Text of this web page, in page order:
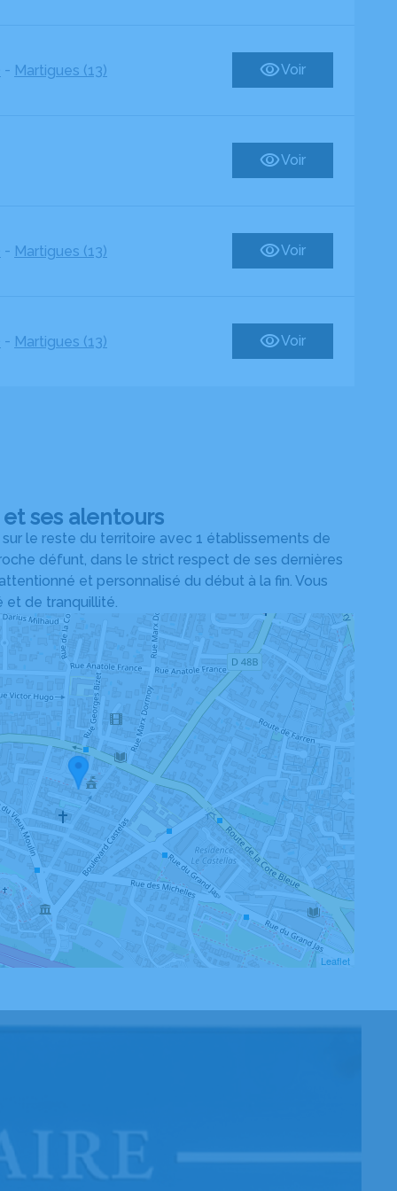
- Martigues (13) Voir
Voir
- Martigues (13) Voir
- Martigues (13) Voir
ses alentours
le reste du territoire avec 1 établissements de
défunt, dans le strict respect de ses dernières
et personnalisé du début à la fin. Vous
et de tranquillité.
Leaflet